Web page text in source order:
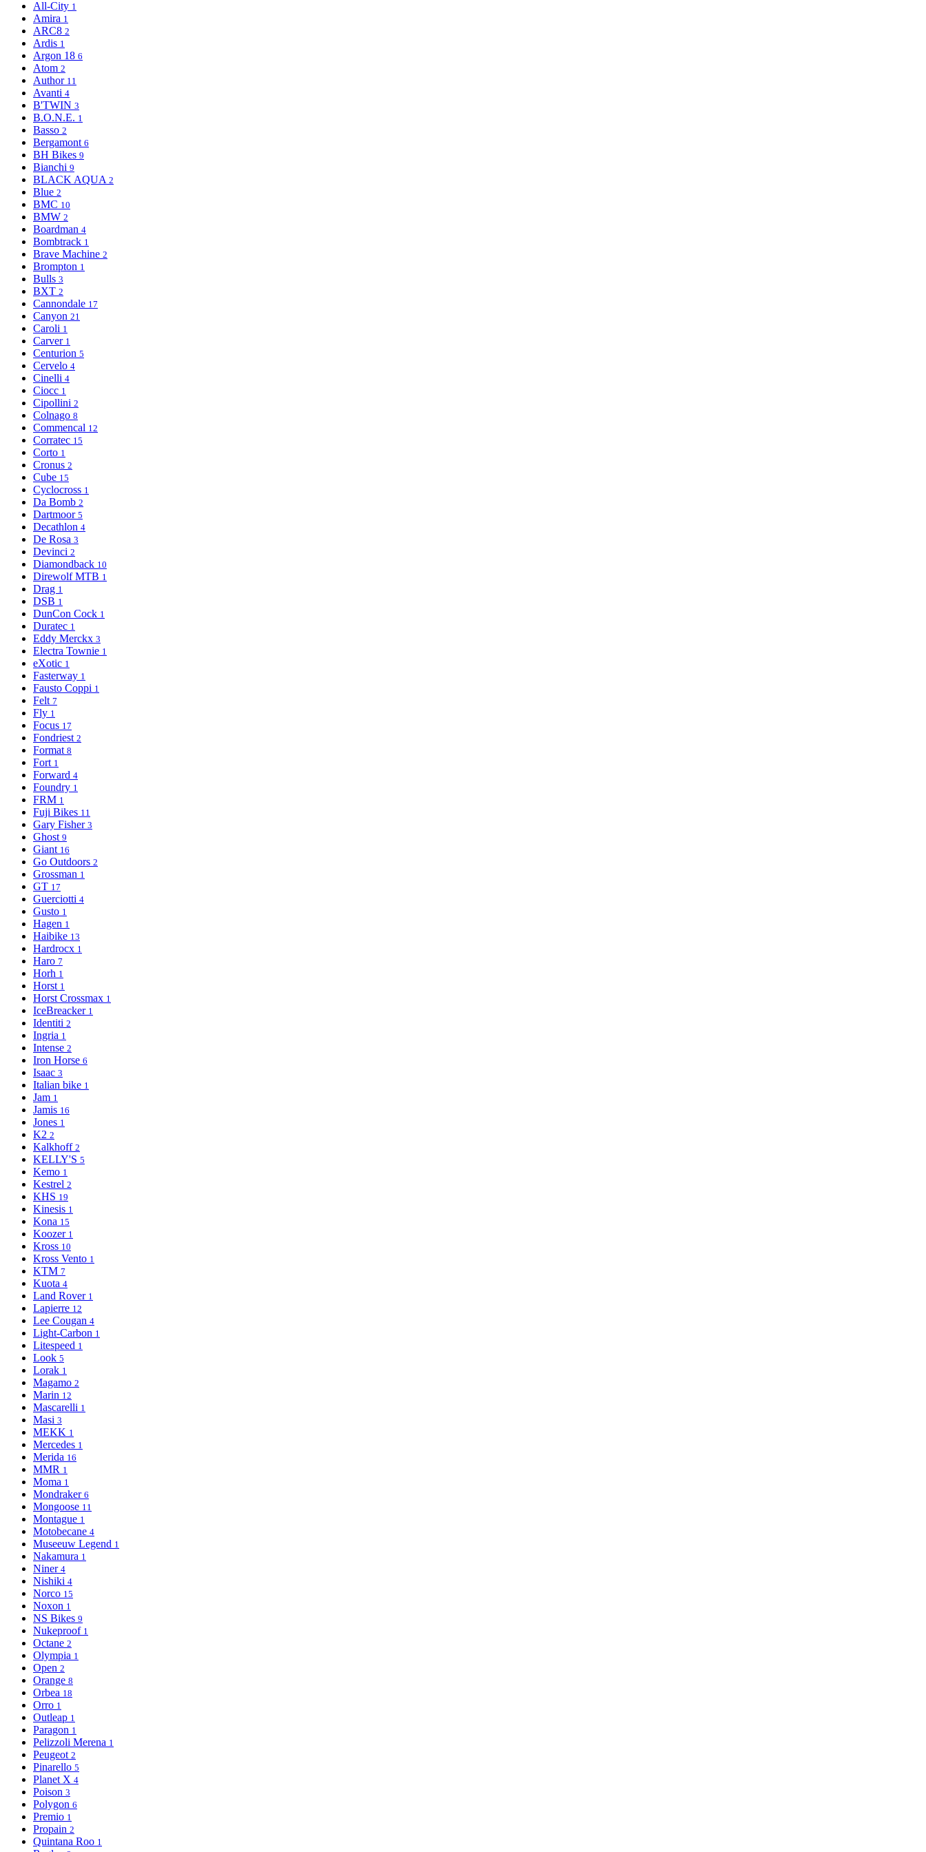
All-City 1
Amira 1
ARC8 2
Ardis 1
Argon 18 6
Atom 2
Author 11
Avanti 4
B'TWIN 3
B.O.N.E. 1
Basso 2
Bergamont 6
BH Bikes 9
Bianchi 9
BLACK AQUA 2
Blue 2
BMC 10
BMW 2
Boardman 4
Bombtrack 1
Brave Machine 2
Brompton 1
Bulls 3
BXT 2
Cannondale 17
Canyon 21
Caroli 1
Carver 1
Centurion 5
Cervelo 4
Cinelli 4
Ciocc 1
Cipollini 2
Colnago 8
Commencal 12
Corratec 15
Corto 1
Cronus 2
Cube 15
Cyclocross 1
Da Bomb 2
Dartmoor 5
Decathlon 4
De Rosa 3
Devinci 2
Diamondback 10
Direwolf MTB 1
Drag 1
DSB 1
DunCon Cock 1
Duratec 1
Eddy Merckx 3
Electra Townie 1
eXotic 1
Fasterway 1
Fausto Coppi 1
Felt 7
Fly 1
Focus 17
Fondriest 2
Format 8
Fort 1
Forward 4
Foundry 1
FRM 1
Fuji Bikes 11
Gary Fisher 3
Ghost 9
Giant 16
Go Outdoors 2
Grossman 1
GT 17
Guerciotti 4
Gusto 1
Hagen 1
Haibike 13
Hardrocx 1
Haro 7
Horh 1
Horst 1
Horst Crossmax 1
IceBreacker 1
Identiti 2
Ingria 1
Intense 2
Iron Horse 6
Isaac 3
Italian bike 1
Jam 1
Jamis 16
Jones 1
K2 2
Kalkhoff 2
KELLY'S 5
Kemo 1
Kestrel 2
KHS 19
Kinesis 1
Kona 15
Koozer 1
Kross 10
Kross Vento 1
KTM 7
Kuota 4
Land Rover 1
Lapierre 12
Lee Cougan 4
Light-Сarbon 1
Litespeed 1
Look 5
Lorak 1
Magamo 2
Marin 12
Mascarelli 1
Masi 3
MEKK 1
Mercedes 1
Merida 16
MMR 1
Moma 1
Mondraker 6
Mongoose 11
Montague 1
Motobecane 4
Museeuw Legend 1
Nakamura 1
Niner 4
Nishiki 4
Norco 15
Noxon 1
NS Bikes 9
Nukeproof 1
Octane 2
Olympia 1
Open 2
Orange 8
Orbea 18
Orro 1
Outleap 1
Paragon 1
Pelizzoli Merena 1
Peugeot 2
Pinarello 5
Planet X 4
Poison 3
Polygon 6
Premio 1
Propain 2
Quintana Roo 1